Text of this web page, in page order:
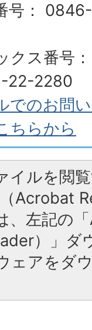
号：
クス番号：
22-2280
でのお問
ちらから
イルを閲
Acrobat
、左記の
）」ダ
ェアをダ